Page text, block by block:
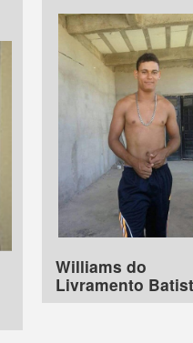
Williams do
Livramento